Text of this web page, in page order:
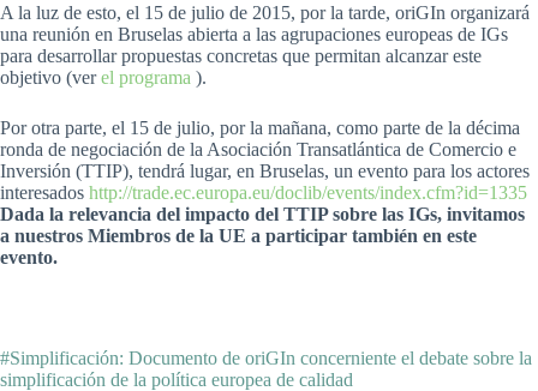
A la luz de esto, el 15 de julio de 2015, por la tarde, oriGIn organizará
una reunión en Bruselas abierta a las agrupaciones europeas de IGs
para desarrollar propuestas concretas que permitan alcanzar este
objetivo (verel programa ).
Por otra parte, el 15 de julio, por la mañana, como parte de la décima
ronda de negociación de la Asociación Transatlántica de Comercio e
Inversión (TTIP), tendrá lugar, en Bruselas, un evento para los actores
interesados http://trade.ec.europa.eu/doclib/events/index.cfm?id=1335
Dada la relevancia del impacto del TTIP sobre las IGs, invitamos
a nuestros Miembros de la UE a participar también en este
evento.
#Simplificación: Documento de oriGIn concerniente el debate sobre la
simplificación de la política europea de calidad